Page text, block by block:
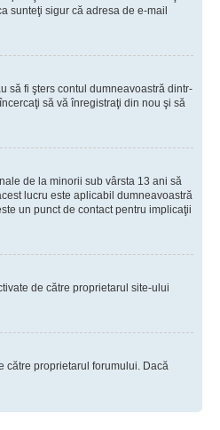
sunteţi sigur că adresa de e-mail
să fi şters contul dumneavoastră dintr-
să vă înregistraţi din nou şi să
de la minorii sub vârsta 13 ani să
lucru este aplicabil dumneavoastră
un punct de contact pentru implicaţii
de către proprietarul site-ului
către proprietarul forumului. Dacă